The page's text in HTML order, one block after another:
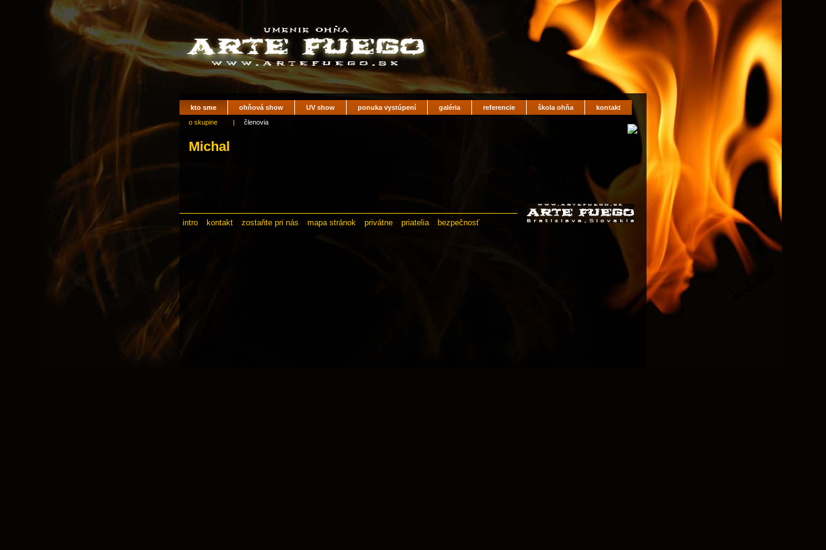
kto sme ohňová show UV show ponuka vystúpení galéria referencie škola ohňa
kontakt
o skupine
| členovia
Michal
intro kontakt zostaňte pri nás mapa stránok privátne priatelia bezpečnosť